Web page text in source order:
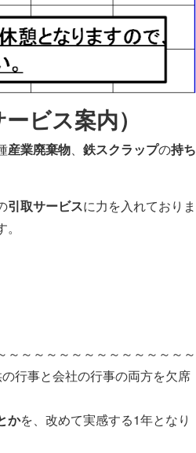
ビス案内）
産業廃棄物、 鉄スクラップの持ち
引取サービスに力を入れておりま
～～～～～～～～～～～～～～
行事と会社の行事の両方を欠席
かを、改めて実感する1年となり